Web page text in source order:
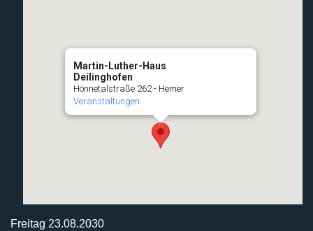
Martin-Luther-Haus
Deilinghofen
Hönnetalstraße 262 - Hemer
Veranstaltungen
Freitag 23.08.2030